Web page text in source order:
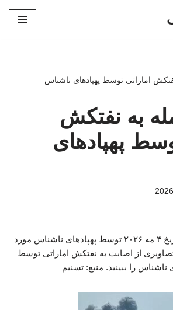
اماراتی توسط پهپادهای ناشناس
به نفتکش
پهپادهای
نفتکش اماراتی در تاریخ ۴ مه ۲۰۲۶ توسط پهپادهای ناشناس مورد
از اصابت به نفتکش اماراتی توسط
ناشناس را ببینید. منبع: تسنیم